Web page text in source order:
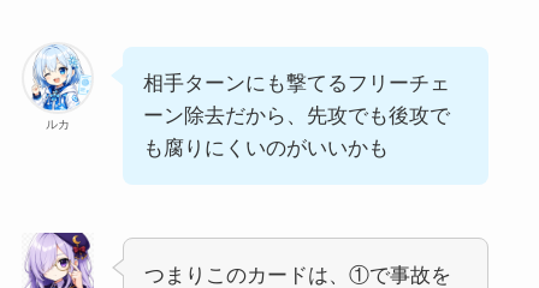
ルカ
相手ターンにも撃てるフリーチェ
ーン除去だから、先攻でも後攻で
も腐りにくいのがいいかも
つまりこのカードは、①で事故を